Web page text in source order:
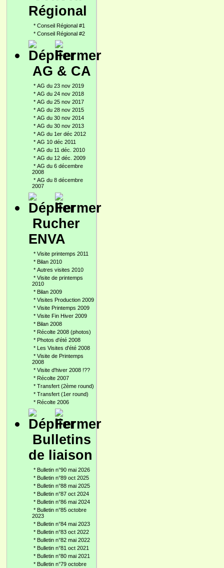
Régional
* Conseil Régional #1
* Conseil Régional #2
AG & CA
* AG du 23 nov 2019
* AG du 24 nov 2018
* AG du 25 nov 2017
* AG du 28 nov 2015
* AG du 30 nov 2014
* AG du 30 nov 2013
* AG du 1er déc 2012
* AG 10 déc 2011
* AG du 11 déc. 2010
* AG du 12 déc. 2009
* AG du 6 décembre
2008
* AG du 8 décembre
2007
Rucher
ENVA
* Visite printemps 2011
* Bilan 2010
* Autres visites 2010
* Visite de printemps
2010
* Bilan 2009
* Visites Production 2009
* Visite Printemps 2009
* Visite Fin Hiver 2009
* Bilan 2008
* Récolte 2008 (photos)
* Photos d'été 2008
* Les Visites d'été 2008
* Visite de Printemps
2008
* Visite d'hiver 2008 !??
* Récolte 2007
* Transfert (2ème round)
* Transfert (1er round)
* Récolte 2006
Bulletins
de liaison
* Bulletin n°90 mai 2026
* Bulletin n°89 oct 2025
* Bulletin n°88 mai 2025
* Bulletin n°87 oct 2024
* Bulletin n°86 mai 2024
* Bulletin n°85 octobre
2023
* Bulletin n°84 mai 2023
* Bulletin n°83 oct 2022
* Bulletin n°82 mai 2022
* Bulletin n°81 oct 2021
* Bulletin n°80 mai 2021
* Bulletin n°79 octobre